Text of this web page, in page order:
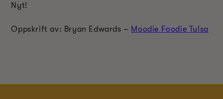
Nyt!
Oppskrift av: Bryan Edwards – Moodie Foodie Tulsa